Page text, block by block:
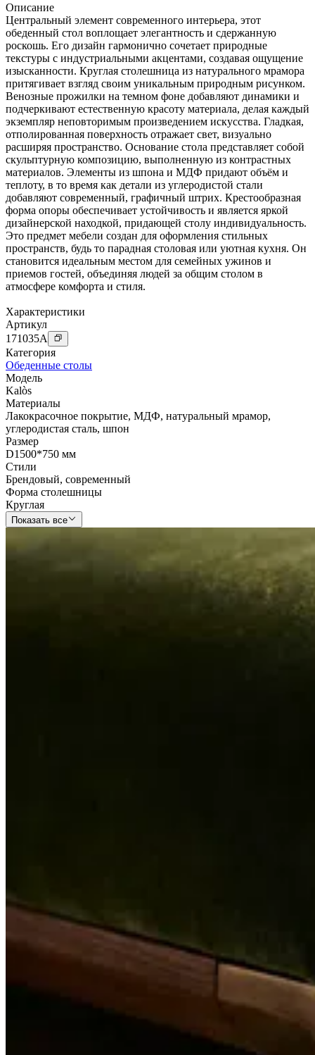
Описание
Центральный элемент современного интерьера, этот
обеденный стол воплощает элегантность и сдержанную
роскошь. Его дизайн гармонично сочетает природные
текстуры с индустриальными акцентами, создавая ощущение
изысканности. Круглая столешница из натурального мрамора
притягивает взгляд своим уникальным природным рисунком.
Венозные прожилки на темном фоне добавляют динамики и
подчеркивают естественную красоту материала, делая каждый
экземпляр неповторимым произведением искусства. Гладкая,
отполированная поверхность отражает свет, визуально
расширяя пространство. Основание стола представляет собой
скульптурную композицию, выполненную из контрастных
материалов. Элементы из шпона и МДФ придают объём и
теплоту, в то время как детали из углеродистой стали
добавляют современный, графичный штрих. Крестообразная
форма опоры обеспечивает устойчивость и является яркой
дизайнерской находкой, придающей столу индивидуальность.
Это предмет мебели создан для оформления стильных
пространств, будь то парадная столовая или уютная кухня. Он
становится идеальным местом для семейных ужинов и
приемов гостей, объединяя людей за общим столом в
атмосфере комфорта и стиля.
Характеристики
Артикул
171035A
Категория
Обеденные столы
Модель
Kalòs
Материалы
Лакокрасочное покрытие, МДФ, натуральный мрамор,
углеродистая сталь, шпон
Размер
D1500*750 мм
Стили
Брендовый, современный
Форма столешницы
Круглая
Показать все